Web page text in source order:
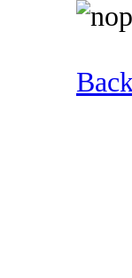
Back